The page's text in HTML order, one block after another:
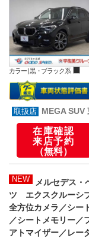
カラー |黒・ブラック系
MEGA SUV
在庫確認
来店予約
（無料）
NEW
メルセデス
ツ エクスクルーシ
全方位カメラ／シー
／シートメモリー／
アトマイザー／レー